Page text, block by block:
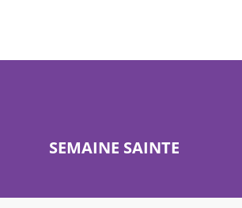
SEMAINE SAINTE